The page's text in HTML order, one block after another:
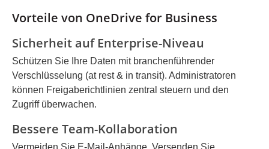
wenn der Nutzer sie löscht. Sind die Office-Web-
Apps hier ebenfalls enthalten? Ja, wie in Plan 1
können Sie Dokumente direkt im Webbrowser mit
Word, Excel und PowerPoint Online erstellen und
bearbeiten. Desktop-Anwendungen sind jedoch
nicht Teil der Lizenz. Kann ich von Plan 1 auf Plan 2
upgraden? Ja, ein Wechsel ist jederzeit möglich. Die
Daten bleiben dabei erhalten und die zusätzlichen
Sicherheitsfeatures stehen sofort nach der
Lizenzzuweisung zur Verfügung. Wie kann die IT
Vorteile von OneDrive for Business
Sicherheit auf Enterprise-Niveau
Schützen Sie Ihre Daten mit branchenführender
Verschlüsselung (at rest & in transit). Administratoren
können Freigaberichtlinien zentral steuern und den
Zugriff überwachen.
Bessere Team-Kollaboration
Vermeiden Sie E-Mail-Anhänge. Versenden Sie